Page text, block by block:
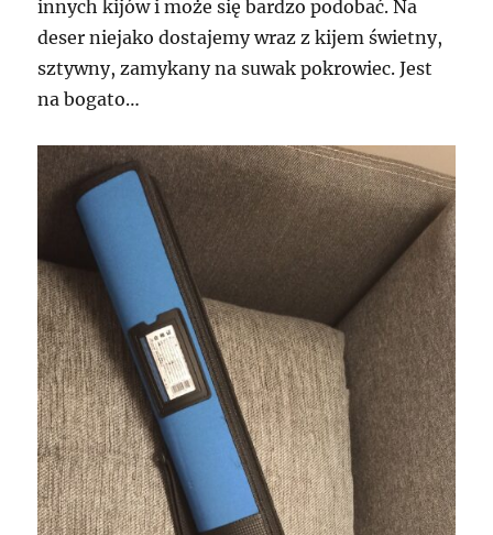
innych kijów i może się bardzo podobać. Na
deser niejako dostajemy wraz z kijem świetny,
sztywny, zamykany na suwak pokrowiec. Jest
na bogato…